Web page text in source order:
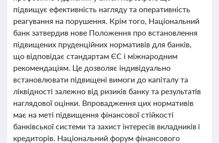
підвищує ефективність нагляду та оперативність
реагування на порушення. Крім того, Національний
банк затвердив нове Положення про встановлення
підвищених пруденційних нормативів для банків,
що відповідає стандартам ЄС і міжнародним
рекомендаціям. Це дозволяє індивідуально
встановлювати підвищені вимоги до капіталу та
ліквідності залежно від ризиків банку та результатів
наглядової оцінки. Впровадження цих нормативів
має на меті підвищення фінансової стійкості
банківської системи та захист інтересів вкладників і
кредиторів. Національний форум фінансового